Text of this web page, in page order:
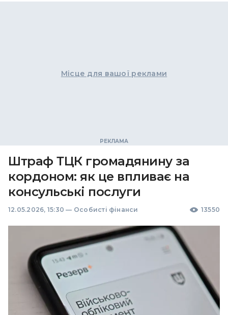
Місце для вашої реклами
Штраф ТЦК громадянину за
кордоном: як це впливає на
консульські послуги
12.05.2026, 15:30 — Особисті фінанси 13550